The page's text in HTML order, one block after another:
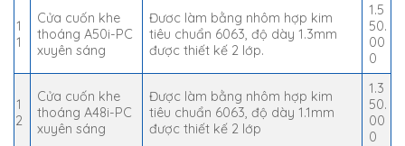
1
1
Cửa cuốn khe
thoáng A50i-PC
xuyên sáng
Đươc làm bằng nhôm hợp kim
tiêu chuẩn 6063, độ dày 1.3mm
được thiết kế 2 lớp.
1.5
50.
00
0
1
2
Cửa cuốn khe
thoáng A48i-PC
xuyên sáng
Được làm bằng nhôm hợp kim
tiêu chuẩn 6063, độ dày 1.1mm
được thiết kế 2 lớp
1.3
50.
00
0